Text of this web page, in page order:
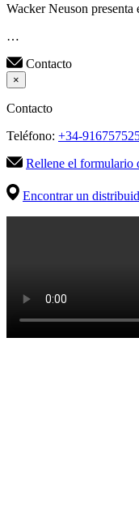
Wacker Neuson
…
Contacto
×
Contacto
Teléfono: +34-
Rellene el formulario
Encontrar un